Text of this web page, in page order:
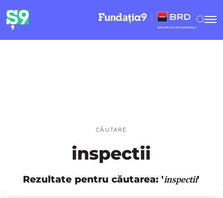
CĂUTARE
inspectii
Rezultate pentru căutarea: 'inspectii'